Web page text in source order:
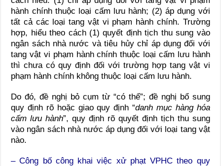
hành chính thuộc loại cấm lưu hành; (2) áp dụng với
tất cả các loại tang vật vi phạm hành chính. Trường
hợp, hiểu theo cách (1) quyết định tịch thu sung vào
ngân sách nhà nước và tiêu hủy chỉ áp dụng đối với
tang vật vi phạm hành chính thuộc loại cấm lưu hành
thì chưa có quy định đối với trường hợp tang vật vi
phạm hành chính không thuộc loại cấm lưu hành.
Do đó, đề nghị bỏ cụm từ “có thể”; đề nghị bổ sung
quy định rõ hoặc giao quy định “danh mục hàng hóa
cấm lưu hành”, quy định rõ quyết định tịch thu sung
vào ngân sách nhà nước áp dụng đối với loại tang vật
nào.
– Công bố công khai việc xử phạt VPHC theo quy